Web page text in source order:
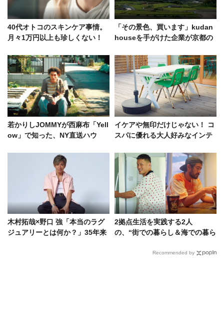
40代オトコのスキンケア事情。
月々1万円以上も珍しくない！
「その景色、買います」kudan
houseを手がけた企業が京都の
若かりしJOMMYが西麻布「Yell
ow」で知った、NY直送ハウ
イケアや無印だけじゃない！ コ
スパに優れる大人好みなインテ
木村拓哉×野口 強「本当のラグ
ジュアリーとは何か？」35年来
2拠点生活を実践する2人
の、“街での暮らし＆海での暮ら
Recommended by